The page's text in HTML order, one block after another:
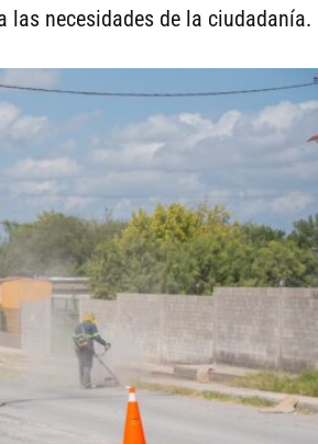
necesidades de la ciudadanía.